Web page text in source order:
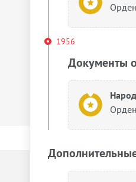
1956
Документы